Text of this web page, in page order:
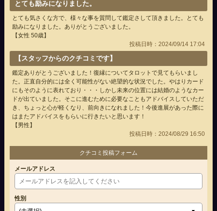
とても励みになりました。
とても気さくな方で、様々な事を質問して鑑定さして頂きました。とても
励みになりました。ありがとうございました。
【女性 50歳】
投稿日時：2024/09/14 17:04
【スタッフからのクチコミです】
鑑定ありがとうございました！復縁についてタロットで見てもらいまし
た。正直自分的には全く可能性がない絶望的な状況でした。やはりカード
にもそのように表れており・・・しかし未来の位置には結婚のようなカー
ドが出ていました。そこに進むために必要なこともアドバイスしていただ
き、ちょっと心が軽くなり、前向きになれました！今後進展があった際に
はまたアドバイスをもらいに行きたいと思います！
【男性】
投稿日時：2024/08/29 16:50
クチコミ投稿フォーム
メールアドレス
性別